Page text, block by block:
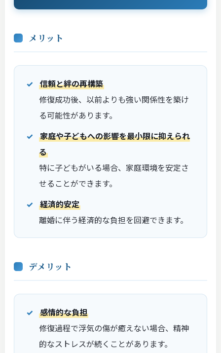
メリット
信頼と絆の再構築
修復成功後、以前よりも強い関係性を築け
る可能性があります。
家庭や子どもへの影響を最小限に抑えられ
る
特に子どもがいる場合、家庭環境を安定さ
せることができます。
経済的安定
離婚に伴う経済的な負担を回避できます。
デメリット
感情的な負担
修復過程で浮気の傷が癒えない場合、精神
的なストレスが続くことがあります。